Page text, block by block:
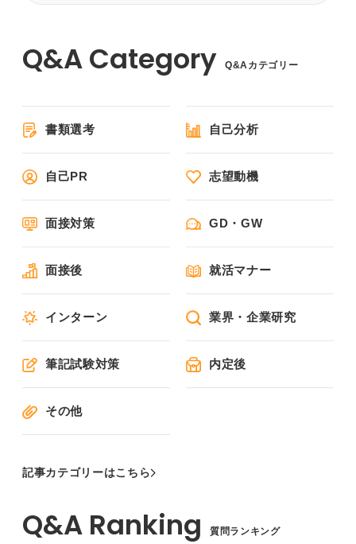
Q&Aカテゴリー
書類選考 自己分析
自己PR 志望動機
面接対策 GD・GW
面接後 就活マナー
インターン 業界・企業研究
筆記試験対策 内定後
その他
記事カテゴリーはこちら
質問ランキング